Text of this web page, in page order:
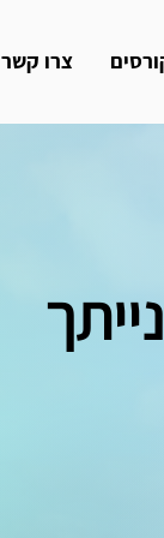
צרו קשר